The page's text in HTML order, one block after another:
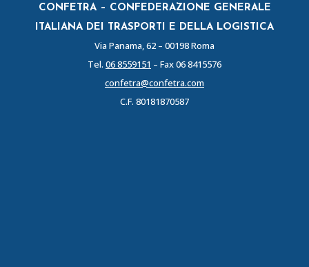
CONFETRA – CONFEDERAZIONE GENERALE
ITALIANA DEI TRASPORTI E DELLA LOGISTICA
Via Panama, 62 – 00198 Roma
Tel. 06 8559151 – Fax 06 8415576
confetra@confetra.com
C.F. 80181870587